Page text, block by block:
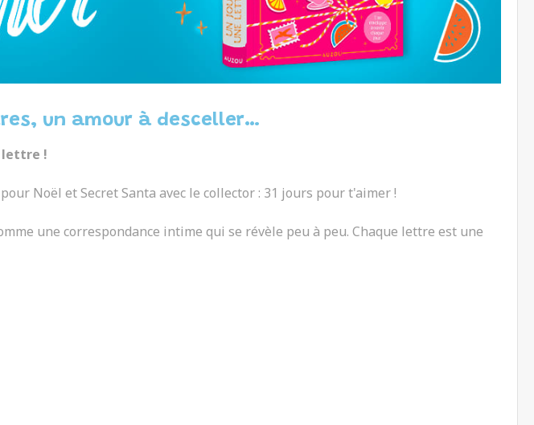
un amour à desceller…
lettre !
Noël et Secret Santa avec le collector : 31 jours pour t'aimer !
une correspondance intime qui se révèle peu à peu. Chaque lettre est une